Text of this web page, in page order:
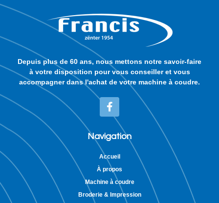
Depuis plus de 60 ans, nous mettons notre savoir-faire
à votre disposition pour vous conseiller et vous
accompagner dans l'achat de votre machine à coudre.
Navigation
Accueil
À propos
Machine à coudre
Broderie & Impression